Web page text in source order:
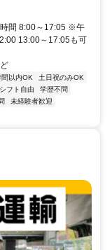
間 8:00～17:05 ※午
13:00～17:05も可
以内OK
土日祝のみOK
シフト自由
学歴不問
未経験者歓迎